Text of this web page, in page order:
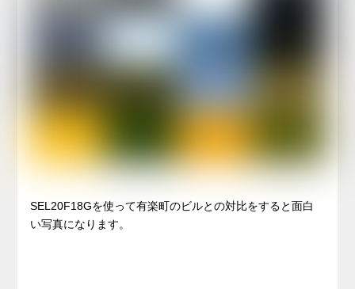
SEL20F18Gを使って有楽町のビルとの対比をすると面白
い写真になります。